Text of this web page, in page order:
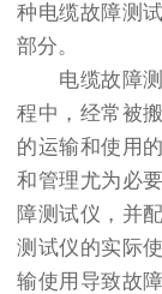
种电缆故障测
部分。
电缆故障测
程中，经常被
的运输和使用
和管理尤为必
障测试仪，并
测试仪的实际
输使用导致故